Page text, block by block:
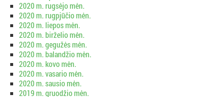
2020 m. rugsėjo mėn.
2020 m. rugpjūčio mėn.
2020 m. liepos mėn.
2020 m. birželio mėn.
2020 m. gegužės mėn.
2020 m. balandžio mėn.
2020 m. kovo mėn.
2020 m. vasario mėn.
2020 m. sausio mėn.
2019 m. gruodžio mėn.